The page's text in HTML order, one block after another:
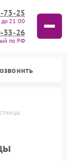
73-25
до 21:00
33-26
по РФ